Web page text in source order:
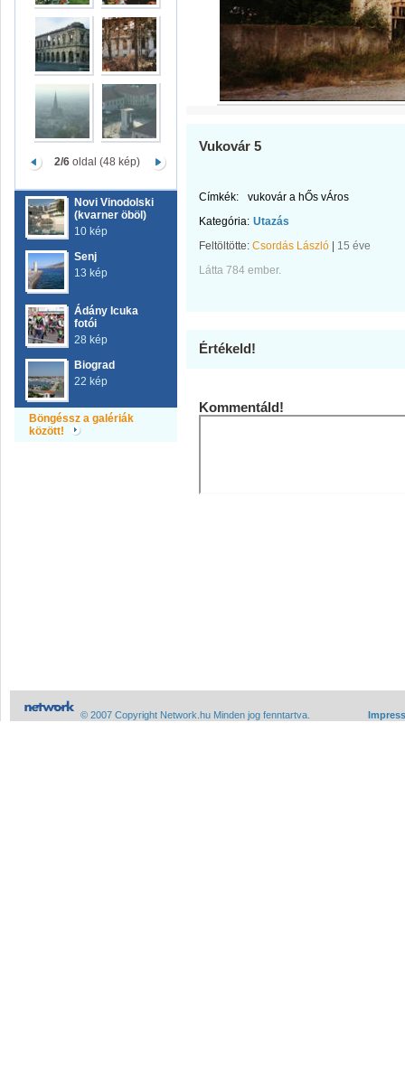
2/6oldal (48 kép)
Novi Vinodolski
(kvarner öböl)
10 kép
Senj
13 kép
Ádány Icuka
fotói
28 kép
Biograd
22 kép
Böngéssz a galériák
között!
Vukovár 5
Címkék:
vukovár a hŐs vÁros
Kategória: Utazás
Feltöltötte: Csordás László
15 éve
Látta 784 ember.
Értékeld!
Kommentáld!
© 2007 Copyright Network.hu Minden jog fenntartva.